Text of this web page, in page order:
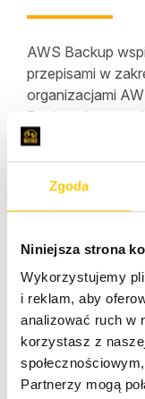
Zgoda
Niniejsza strona
Wykorzystujemy
i reklam, aby
analizować ruch w
korzystasz z
Partnerzy mogą
AWS Backup
przepisami w
organizacjami
Backup do
danych w celu
tworzeniem kopii
AWS.
Instancje
Aplikacje
Volume
Windows
Exchange
Amazon
Amazon
Bazy danych